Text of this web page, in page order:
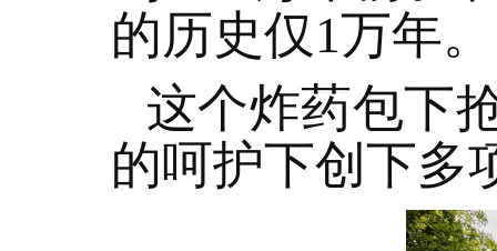
的历史仅1万年。
这个炸药包下
的呵护下创下多